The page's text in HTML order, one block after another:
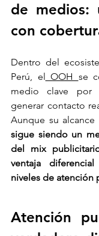
de medios:
con
Dentro del
Perú, el
OOH se
medio clave por
generar contacto
sigue siendo un
del mix
ventaja
niveles de atención
Atención